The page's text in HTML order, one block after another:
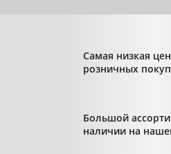
Самая низкая
розничных
Большой
наличии на